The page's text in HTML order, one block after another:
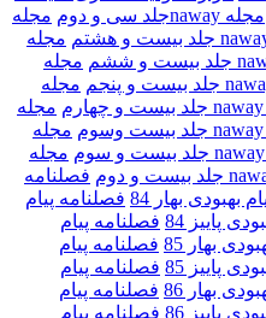
مجله nawayجلد سی و دوم
مجله
مجله
مجله
مجله
مجله
مجله
مجله
فصلنامه
بهبودی بهار 84
فصلنامه پیام
پاییز 84
فصلنامه پیام
بهار 85
فصلنامه پیام
پاییز 85
فصلنامه پیام
بهار 86
فصلنامه پیام
پاییز 86
فصلنامه پیام